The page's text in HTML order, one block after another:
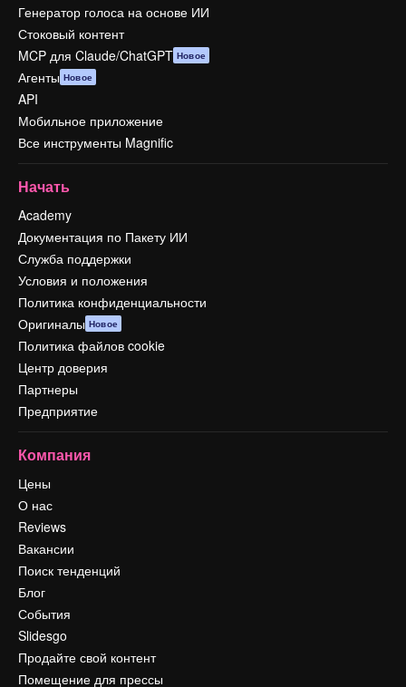
Генератор голоса на основе ИИ
Стоковый контент
MCP для Claude/ChatGPT Новое
Агенты Новое
API
Мобильное приложение
Все инструменты Magnific
Начать
Academy
Документация по Пакету ИИ
Служба поддержки
Условия и положения
Политика конфиденциальности
Оригиналы Новое
Политика файлов cookie
Центр доверия
Партнеры
Предприятие
Компания
Цены
О нас
Reviews
Вакансии
Поиск тенденций
Блог
События
Slidesgo
Продайте свой контент
Помещение для прессы